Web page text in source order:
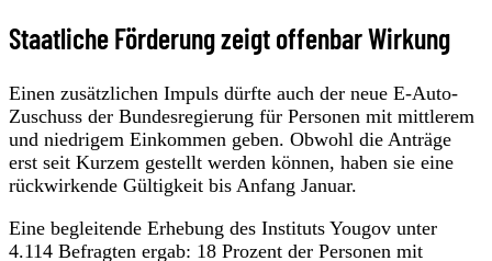
Staatliche Förderung zeigt offenbar Wirkung
Einen zusätzlichen Impuls dürfte auch der neue E-Auto-
Zuschuss der Bundesregierung für Personen mit mittlerem
und niedrigem Einkommen geben. Obwohl die Anträge
erst seit Kurzem gestellt werden können, haben sie eine
rückwirkende Gültigkeit bis Anfang Januar.
Eine begleitende Erhebung des Instituts Yougov unter
4.114 Befragten ergab: 18 Prozent der Personen mit